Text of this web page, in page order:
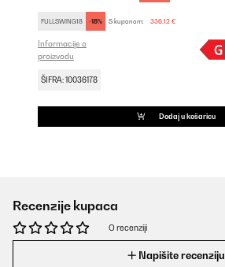
FULLSWING18 -18% S kuponom: 336,12 €
Informacije o
proizvodu
ŠIFRA: 10036178
Dodaj u košaricu
Recenzije kupaca
O recenziji
Napišite recenziju